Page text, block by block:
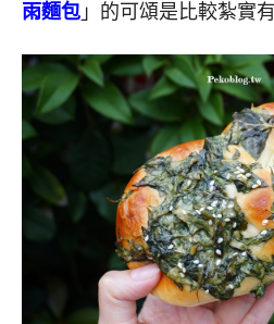
雨麵包 」的可頌是比較紮實